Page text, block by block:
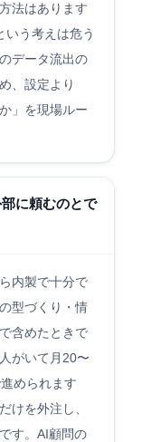
法はあります
いう考えは危う
データ流出の
、設定より
」を現場ルー
に頼むのとで
内製で十分で
型づくり・情
含めたときで
がいて月20〜
められます
けを外注し、
す。AI顧問の